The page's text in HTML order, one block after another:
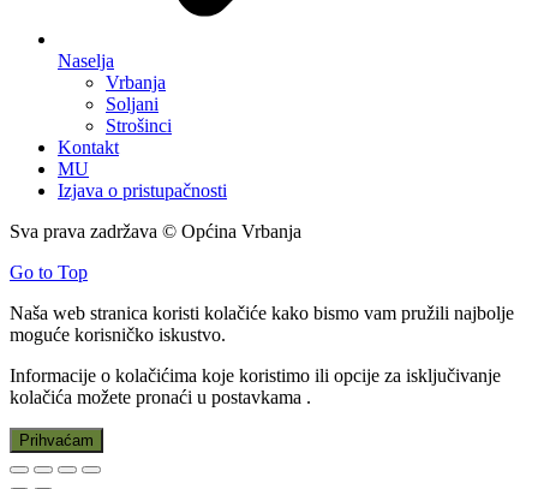
Naselja
Vrbanja
Soljani
Strošinci
Kontakt
MU
Izjava o pristupačnosti
Sva prava zadržava © Općina Vrbanja
Go to Top
Naša web stranica koristi kolačiće kako bismo vam pružili najbolje
moguće korisničko iskustvo.
Informacije o kolačićima koje koristimo ili opcije za isključivanje
kolačića možete pronaći u postavkama .
Prihvaćam